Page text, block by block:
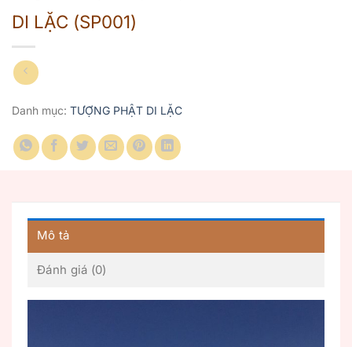
DI LẶC (SP001)
Danh mục: TƯỢNG PHẬT DI LẶC
Mô tả
Đánh giá (0)